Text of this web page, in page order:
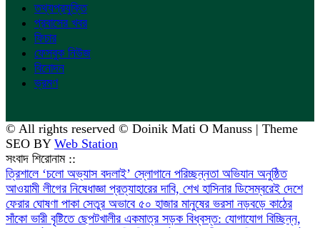
তথ্যপ্রযুক্তি
প্রবাসের খবর
ফিচার
ফেসবুক নিউজ
বিনোদন
ভ্রমণ
© All rights reserved © Doinik Mati O Manuss | Theme
SEO BY Web Station
সংবাদ শিরোনাম ::
‎ত্রিশালে ‘চলো অভ্যাস বদলাই’ স্লোগানে পরিচ্ছন্নতা অভিযান অনুষ্ঠিত
আওয়ামী লীগের নিষেধাজ্ঞা প্রত্যাহারের দাবি, শেখ হাসিনার ডিসেম্বরেই দেশে
ফেরার ঘোষণা পাকা সেতুর অভাবে ৫০ হাজার মানুষের ভরসা নড়বড়ে কাঠের
সাঁকো ভারী বৃষ্টিতে ছেপটখালীর একমাত্র সড়ক বিধ্বস্ত: যোগাযোগ বিচ্ছিন্ন,